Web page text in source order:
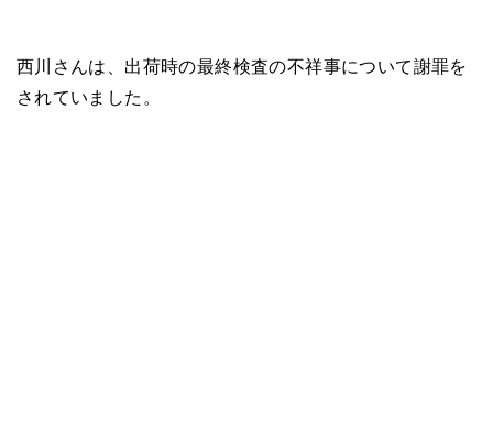
西川さんは、出荷時の最終検査の不祥事について謝罪を
されていました。